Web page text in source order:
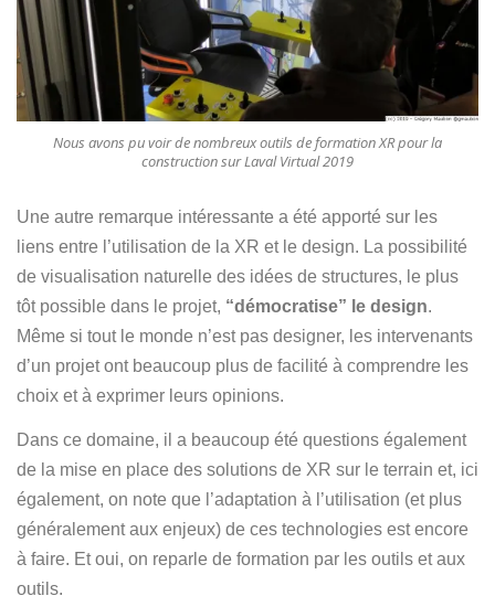
Nous avons pu voir de nombreux outils de formation XR pour la
construction sur Laval Virtual 2019
Une autre remarque intéressante a été apporté sur les
liens entre l’utilisation de la XR et le design. La possibilité
de visualisation naturelle des idées de structures, le plus
tôt possible dans le projet, “démocratise” le design.
Même si tout le monde n’est pas designer, les intervenants
d’un projet ont beaucoup plus de facilité à comprendre les
choix et à exprimer leurs opinions.
Dans ce domaine, il a beaucoup été questions également
de la mise en place des solutions de XR sur le terrain et, ici
également, on note que l’adaptation à l’utilisation (et plus
généralement aux enjeux) de ces technologies est encore
à faire. Et oui, on reparle de formation par les outils et aux
outils.